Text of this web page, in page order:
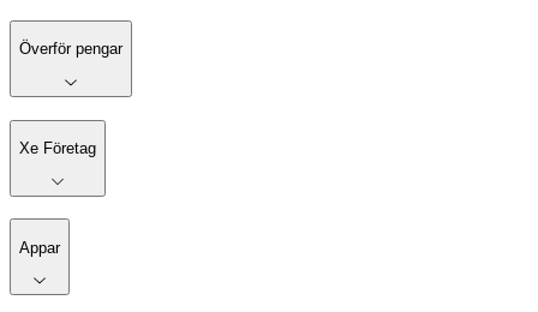
Överför pengar
Xe Företag
Appar